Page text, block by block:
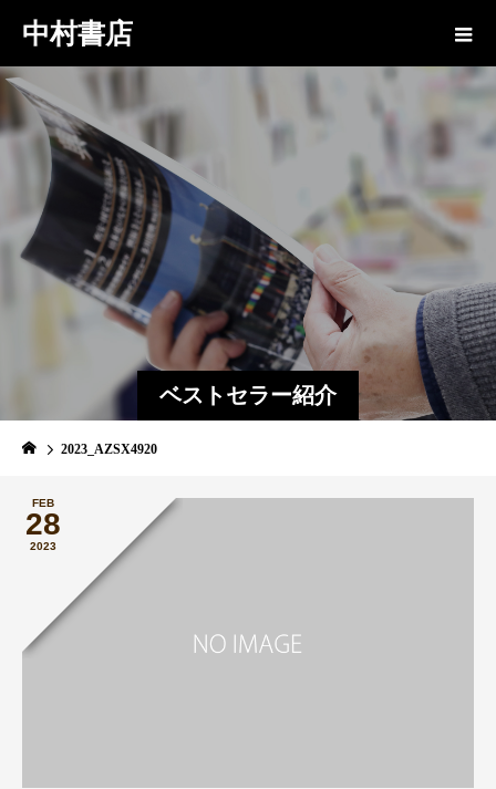
中村書店
ベストセラー紹介
2023_AZSX4920
FEB
28
2023